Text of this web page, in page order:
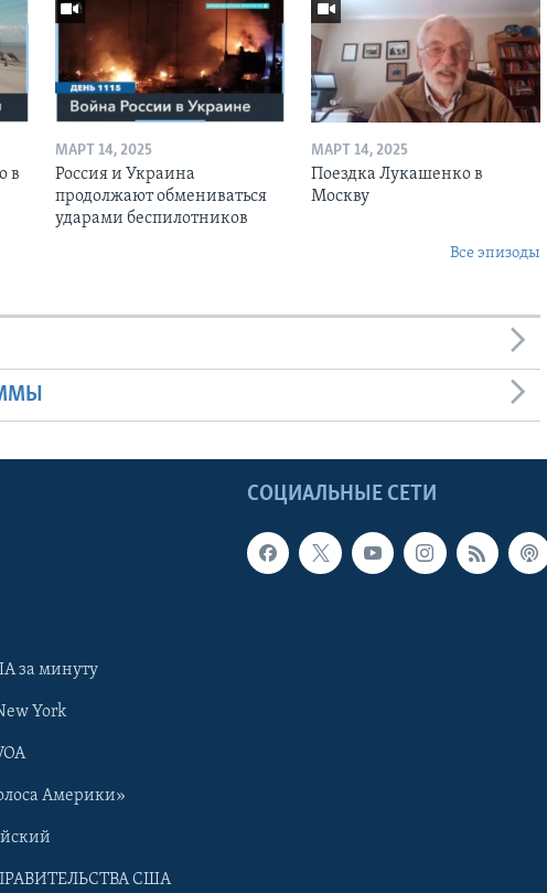
в
МАРТ 14, 2025
Россия и Украина
продолжают обмениваться
ударами беспилотников
МАРТ 14, 2025
Поездка Лукашенко в
Москву
Все эпизоды
СОЦИАЛЬНЫЕ СЕТИ
за минуту
York
Америки»
США